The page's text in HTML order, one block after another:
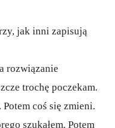
jak inni zapisują
rozwiązanie
trochę poczekam.
coś się zmieni.
szukałem. Potem